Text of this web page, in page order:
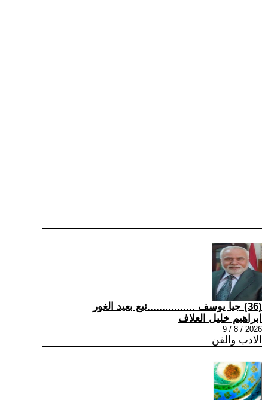
(36) جيا يوسف ................نبع بعيد الغور
ابراهيم خليل العلاف
2026 / 8 / 9
الادب والفن